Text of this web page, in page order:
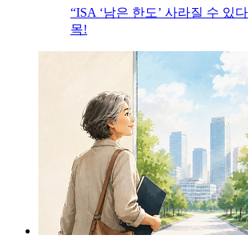
“ISA ‘남은 한도’ 사라질 수 있
목!